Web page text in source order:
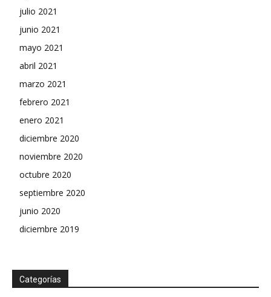
julio 2021
junio 2021
mayo 2021
abril 2021
marzo 2021
febrero 2021
enero 2021
diciembre 2020
noviembre 2020
octubre 2020
septiembre 2020
junio 2020
diciembre 2019
Categorías